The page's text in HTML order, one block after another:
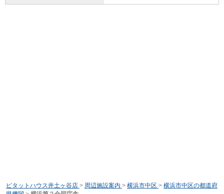
ピタットハウス井土ヶ谷店 > 周辺施設案内 > 横浜市中区 > 横浜市中区の都道府